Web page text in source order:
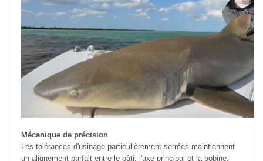
Mécanique de précision
Les tolérances d'usinage particulièrement serrées maintiennent
un alignement parfait entre le bâti, l'axe principal et la bobine.